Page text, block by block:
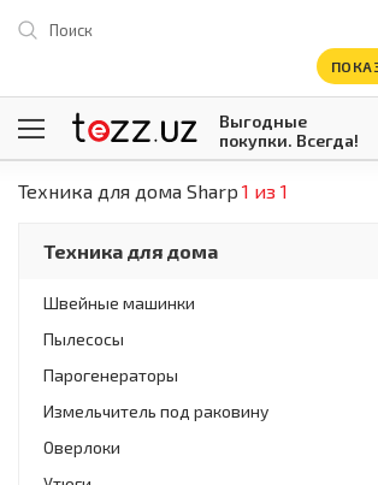
Поиск
Выгодные
покупки. Всегда!
1 USD = 12 296.16 сум\
Все категории
Компьютеры и оргтехника
Телевизоры
Климатическая техника
Встраиваемая техника
Климатическая техника
Встраиваемая техника
Крупнобытовая техника
Техника для дома Sharp 1 из 1
Техника для дома
Швейные машинки
Пылесосы
Парогенераторы
Измельчитель под раковину
Оверлоки